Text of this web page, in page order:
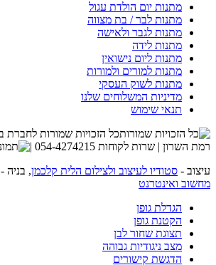
מתנות יום הולדת עגול
מתנות לבר / בת מצווה
מתנות לגבר ולאישה
מתנות לידה
מתנות ליום נישואין
מתנות למורים ולמורות
מתנות לשוק העסקי
מדיניות המשלוחים שלנו
תנאי שימוש
רמת השרון | שרות לקוחות 054-4274215 |
עיצוב - סטודיו לעיצוב ולצילום הלית קלכמן, בניה -
מחשוב ואינטרנט
הגדלת גופן
הקטנת גופן
תצוגת שחור לבן
מצב ניגודיות גבוהה
הדגשת קישורים